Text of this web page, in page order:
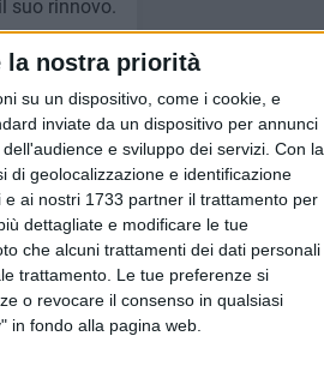
la nostra priorità
su un dispositivo, come i cookie, e
inviate da un dispositivo per annunci
e sviluppo dei servizi. Con la
di geolocalizzazione e identificazione
ai nostri 1733 partner il trattamento per
dettagliate e modificare le tue
che alcuni trattamenti dei dati personali
trattamento. Le tue preferenze si
o revocare il consenso in qualsiasi
in fondo alla pagina web.
suo rinnovo.
una
a partire
primi farmaci